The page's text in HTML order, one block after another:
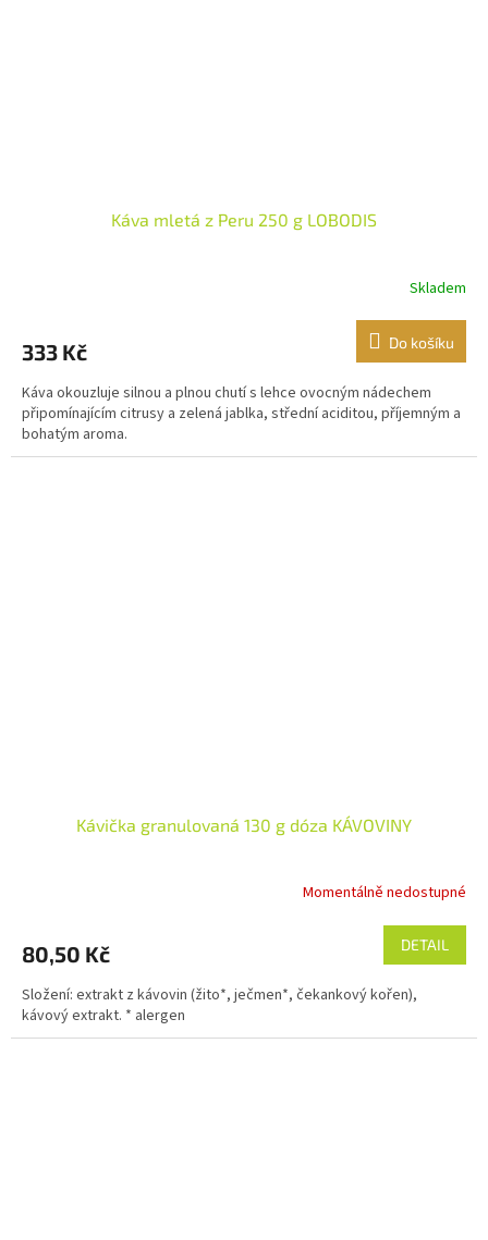
Káva mletá z Peru 250 g LOBODIS
Skladem
333 Kč Do košíku
Káva okouzluje silnou a plnou chutí s lehce ovocným nádechem
připomínajícím citrusy a zelená jablka, střední aciditou, příjemným a
bohatým aroma.
Kávička granulovaná 130 g dóza KÁVOVINY
Momentálně nedostupné
80,50 Kč DETAIL
Složení: extrakt z kávovin (žito*, ječmen*, čekankový kořen),
kávový extrakt. * alergen